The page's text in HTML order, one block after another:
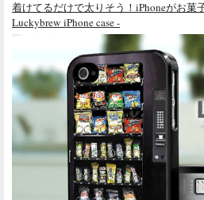
着けてるだけで太りそう！iPhoneがお菓
Luckybrew iPhone case -